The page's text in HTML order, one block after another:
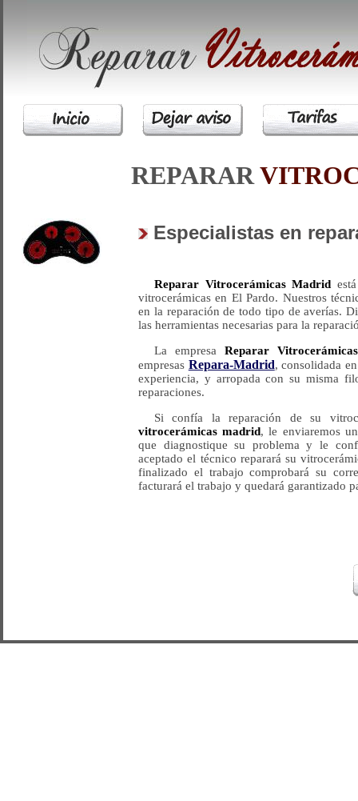
REPARAR
Especialistas en
Reparar Vitrocerámicas Madrid
vitrocerámicas en El Pardo. Nuestros
en la reparación de todo tipo de averías.
las herramientas necesarias para la
La empresa Reparar
empresas Repara-Madrid, consolidada
experiencia, y arropada con su misma
reparaciones.
Si confía la reparación de su
vitrocerámicas madrid, le enviaremos
que diagnostique su problema y le
aceptado el técnico reparará su
finalizado el trabajo comprobará su
facturará el trabajo y quedará garantizado